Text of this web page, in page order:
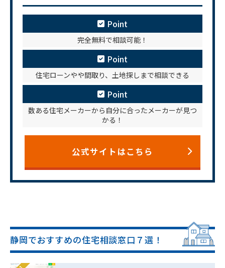
Point
完全無料で相談可能！
Point
住宅ローンやや間取り、土地探しまで相談できる
Point
数ある住宅メーカーから自分に合ったメーカーが見つ
かる！
公式サイトはこちら
静岡でおすすめの住宅相談窓口７選！